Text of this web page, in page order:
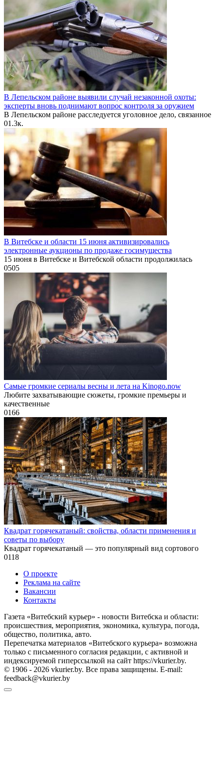
В Лепельском районе выявили случай незаконной охоты:
эксперты вновь поднимают вопрос контроля за оружием
В Лепельском районе расследуется уголовное дело, связанное
01.3к.
В Витебске и области 15 июня активизировались
электронные аукционы по продаже госимущества
15 июня в Витебске и Витебской области продолжилась
0505
Самые громкие сериалы весны и лета на Kinogo.now
Любите захватывающие сюжеты, громкие премьеры и
качественные
0166
Квадрат горячекатаный: свойства, области применения и
советы по выбору
Квадрат горячекатаный — это популярный вид сортового
0118
О проекте
Реклама на сайте
Вакансии
Контакты
Газета «Витебский курьер» - новости Витебска и области:
происшествия, мероприятия, экономика, культура, погода,
общество, политика, авто.
Перепечатка материалов «Витебского курьера» возможна
только с письменного согласия редакции, с активной и
индексируемой гиперссылкой на сайт https://vkurier.by.
© 1906 - 2026 vkurier.by. Все права защищены. E-mail:
feedback@vkurier.by